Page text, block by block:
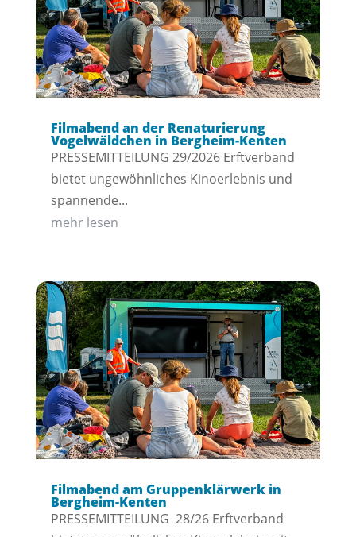
Filmabend an der Renaturierung
Vogelwäldchen in Bergheim-Kenten
PRESSEMITTEILUNG 29/2026 Erftverband
bietet ungewöhnliches Kinoerlebnis und
spannende...
mehr lesen
Filmabend am Gruppenklärwerk in
Bergheim-Kenten
PRESSEMITTEILUNG 28/26 Erftverband